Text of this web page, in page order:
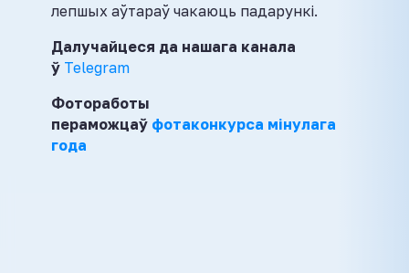
лепшых аўтараў чакаюць падарункі.
Далучайцеся да нашага канала
ў Telegram
Фотоработы
пераможцаў фотаконкурса мінулага
года